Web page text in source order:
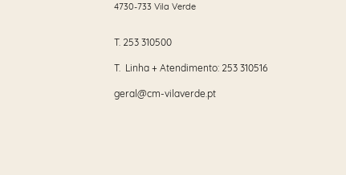
4730-733 Vila Verde
T. 253 310500
T. Linha + Atendimento: 253 310516
geral@cm-vilaverde.pt